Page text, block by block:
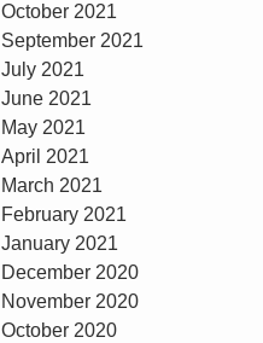
October 2021
September 2021
July 2021
June 2021
May 2021
April 2021
March 2021
February 2021
January 2021
December 2020
November 2020
October 2020